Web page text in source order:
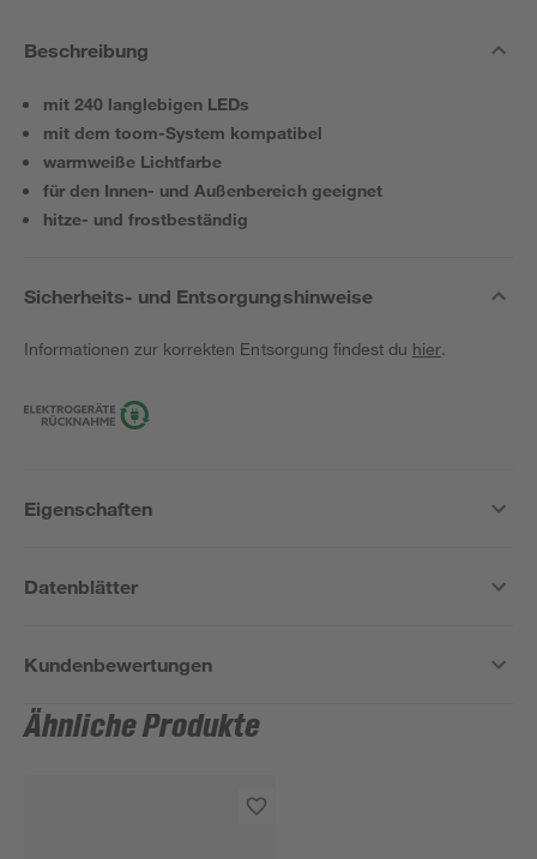
Beschreibung
mit 240 langlebigen LEDs
mit dem toom-System kompatibel
warmweiße Lichtfarbe
für den Innen- und Außenbereich geeignet
hitze- und frostbeständig
Sicherheits- und Entsorgungshinweise
Informationen zur korrekten Entsorgung findest du hier.
Eigenschaften
Datenblätter
Kundenbewertungen
Ähnliche Produkte